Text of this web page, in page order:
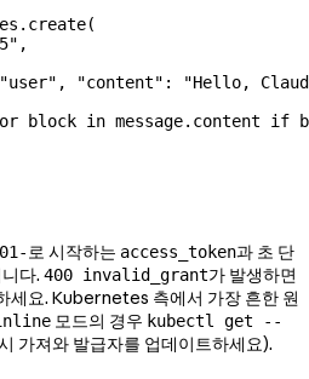
,
"user" , "content" :
"Hello,
block in message.content if
로 시작하는 access_token과 초 단
다. 400 invalid_grant가 발생하면
세요. Kubernetes 측에서 가장 흔한 원
모드의 경우 kubectl get --
가져와 발급자를 업데이트하세요).